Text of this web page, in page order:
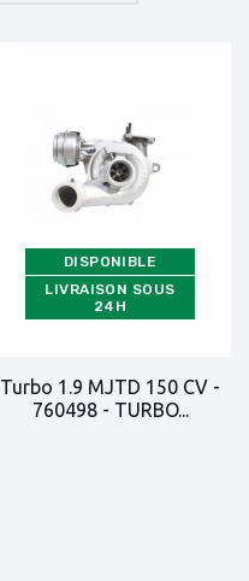
DISPONIBLE
LIVRAISON SOUS
24H
Turbo 1.9 MJTD 150 CV -
760498 - TURBO...